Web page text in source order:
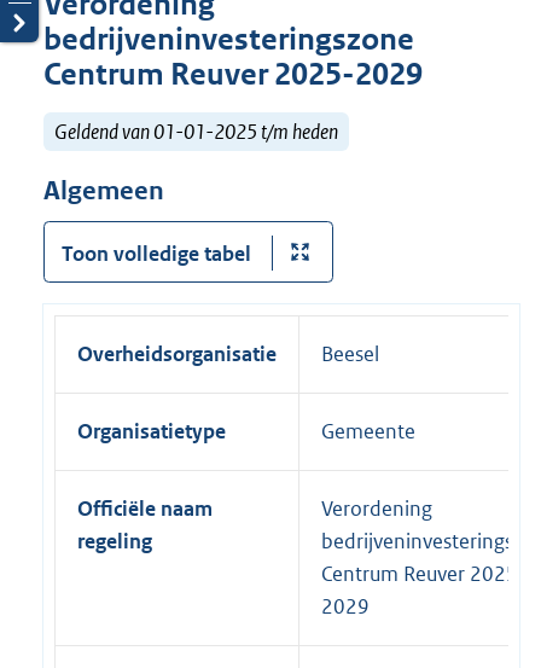
bedrijveninvesteringszone
Centrum Reuver 2025-2029
Geldend van 01-01-2025 t/m heden
Algemeen
Toon volledige tabel
Overheidsorganisatie Beesel
Organisatietype Gemeente
Officiële naam
regeling
Verordening
Centrum Reuver 2025-
2029